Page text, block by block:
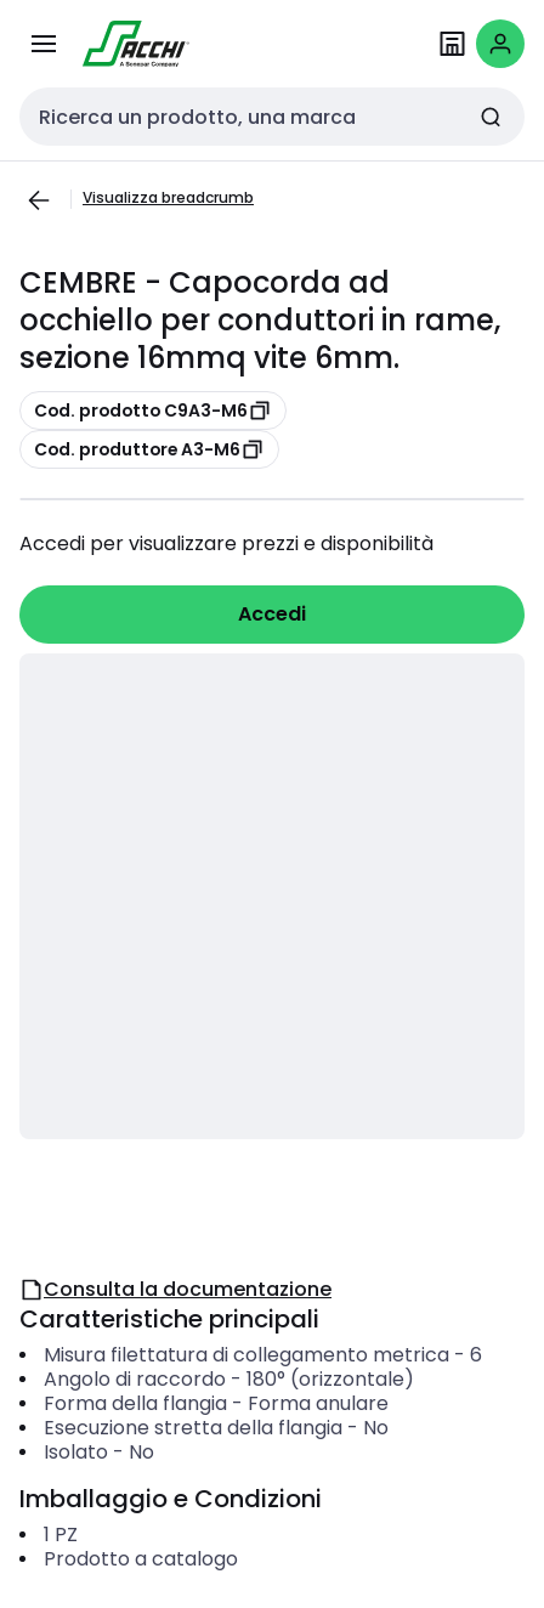
navigazionecontenuto
Cerca input
Visualizza breadcrumb
CEMBRE - Capocorda ad
occhiello per conduttori in rame,
sezione 16mmq vite 6mm.
copia
Cod. prodotto C9A3-M6
copia
Cod. produttore A3-M6
Accedi per visualizzare prezzi e disponibilità
Accedi
Consulta la documentazione
Caratteristiche principali
Misura filettatura di collegamento metrica- 6
Angolo di raccordo - 180° (orizzontale)
Forma della flangia- Forma anulare
Esecuzione stretta della flangia- No
Isolato - No
Imballaggio e Condizioni
1 PZ
Prodotto a catalogo